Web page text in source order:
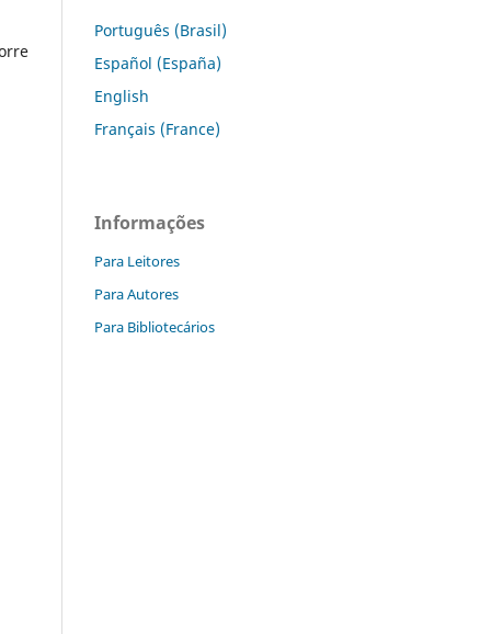
Português (Brasil)
Español (España)
English
Français (France)
Informações
Para Leitores
Para Autores
Para Bibliotecários